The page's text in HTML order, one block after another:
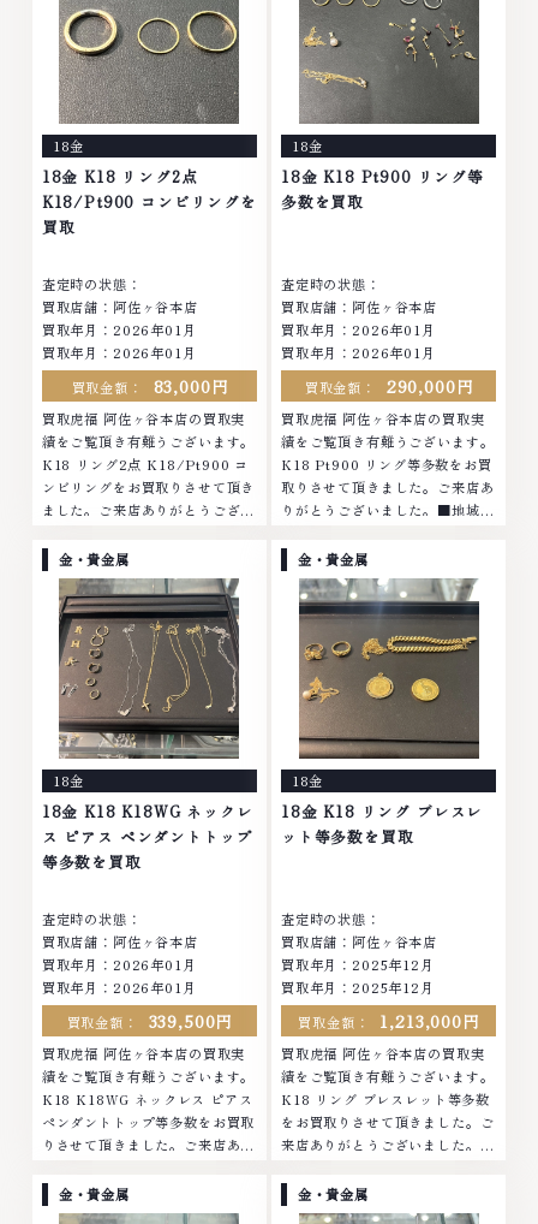
18金
18金 K18 リング2点
K18/Pt900 コンビリングを
買取
査定時の状態：
買取店舗：阿佐ヶ谷本店
買取年月： 2026年01月
買取年月： 2026年01月
買取金額：
83,000円
買取虎福 阿佐ヶ谷本店の買取実
績をご覧頂き有難うございます。
K18 リング2点 K18/Pt900 コ
ンビリングをお買取りさせて頂き
ました。ご来店ありがとうござい
金 プラチナ ダイヤモンド ブラン
ド品 ブランド衣類 お酒買取りの
ことなら、お任せ...
18金
18金 K18 Pt900 リング等
多数を買取
査定時の状態：
買取店舗：阿佐ヶ谷本店
買取年月： 2026年01月
買取年月： 2026年01月
買取金額：
290,000円
買取虎福 阿佐ヶ谷本店の買取実
績をご覧頂き有難うございます。
K18 Pt900 リング等多数をお買
取りさせて頂きました。ご来店あ
りがとうございました。■地域買
モンド ブランド品 ブランド衣類
お酒買取りのことなら、お任せく
ださいなかで...
金・貴金属
18金
18金 K18 K18WG ネックレ
ス ピアス ペンダントトップ
等多数を買取
査定時の状態：
買取店舗：阿佐ヶ谷本店
買取年月： 2026年01月
買取年月： 2026年01月
買取金額：
339,500円
買取虎福 阿佐ヶ谷本店の買取実
績をご覧頂き有難うございます。
K18 K18WG ネックレス ピアス
ペンダントトップ等多数をお買取
りさせて頂きました。ご来店あり
No.1へ挑戦金 プラチナ ダイヤモ
ンド ブランド品 ブランド衣類 お
金・貴金属
18金
18金 K18 リング ブレスレ
ット等多数を買取
査定時の状態：
買取店舗：阿佐ヶ谷本店
買取年月： 2025年12月
買取年月： 2025年12月
買取金額：
1,213,000円
買取虎福 阿佐ヶ谷本店の買取実
績をご覧頂き有難うございます。
K18 リング ブレスレット等多数
をお買取りさせて頂きました。ご
来店ありがとうございました。■
ダイヤモンド ブランド品 ブラン
ド衣類 お酒買取りのことなら、
金・貴金属 金・貴金属